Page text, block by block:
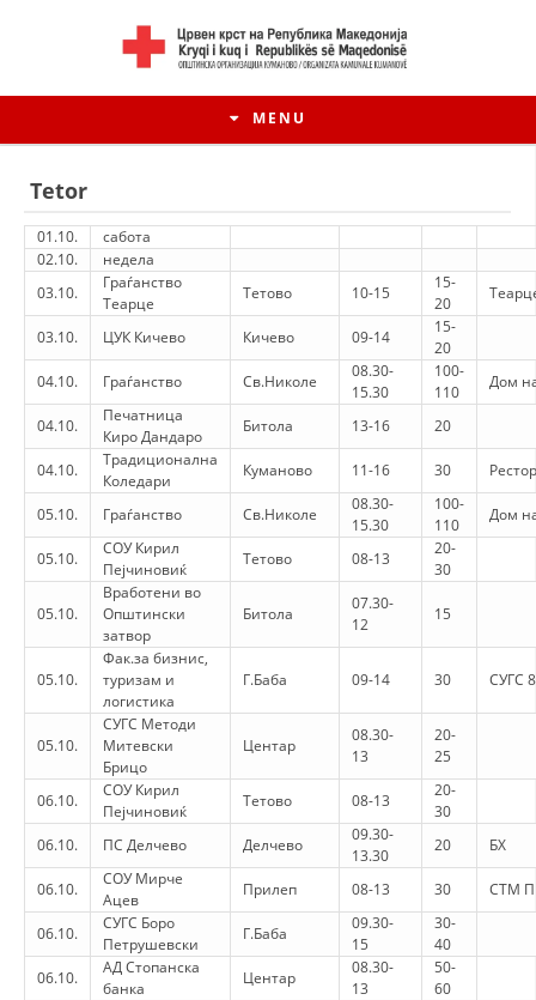
MENU
HISTORIA E LËVIZJES
HISTORIA E KRYQIT TË KUQ
STRUKTURA E ORGANIZATËS
KONTAKT INFORMACIONE
ANËTARËSIMI NË STRUKTURAT PROFESIONALE
LIGJI I KRYQIT TË KUQ
STATUTI I KRYQIT TË KUQ
ORGANIZIMI DHE ZHVILLIMI
BORDI DREJTUES
Tetor
01.10.
сабота
02.10.
недела
03.10.
Граѓанство
Теарце
Тетово 10-15
15-
20
03.10. ЦУК Кичево Кичево 09-14
15-
20
04.10.
Граѓанство Св.Николе
08.30-
15.30
100-
110
Дом
04.10.
Печатница
Киро Дандаро
Битола 13-16 20
04.10.
Традиционална
Коледари
Куманово 11-16 30
05.10. Граѓанство Св.Николе
08.30-
15.30
100-
110
Дом
05.10.
СОУ Кирил
Пејчиновиќ
Тетово 08-13
20-
30
05.10.
Вработени во
Општински
затвор
Битола
07.30-
12
15
05.10.
Фак.за бизнис,
туризам и
логистика
Г.Баба 09-14 30 СУГС
05.10.
СУГС Методи
Митевски
Брицо
Центар
08.30-
13
20-
25
06.10.
СОУ Кирил
Пејчиновиќ
Тетово 08-13
20-
30
06.10.
ПС Делчево Делчево
09.30-
13.30
20 БХ
06.10.
СОУ Мирче
Ацев
Прилеп 08-13 30 СТМ
06.10.
СУГС Боро
Петрушевски
Г.Баба
09.30-
15
30-
40
06.10.
АД Стопанска
банка
Центар
08.30-
13
50-
60